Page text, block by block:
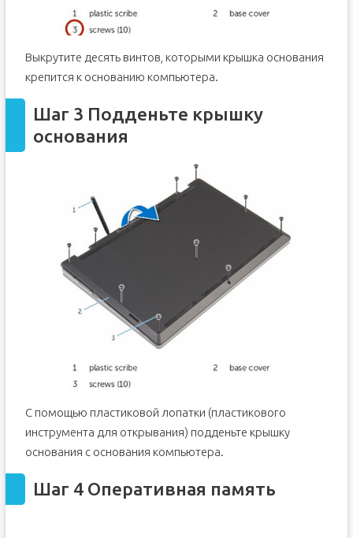
Выкрутите десять винтов, которыми крышка основания
крепится к основанию компьютера.
Шаг 3 Подденьте крышку
основания
С помощью пластиковой лопатки (пластикового
инструмента для открывания) подденьте крышку
основания с основания компьютера.
Шаг 4 Оперативная память